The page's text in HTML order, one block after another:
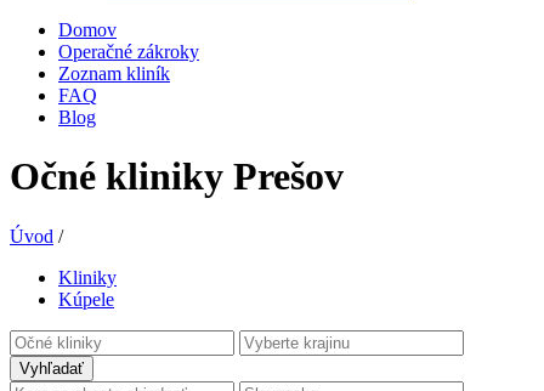
Domov
Operačné zákroky
Zoznam kliník
FAQ
Blog
Očné kliniky Prešov
Úvod /
Kliniky
Kúpele
Vyhľadať